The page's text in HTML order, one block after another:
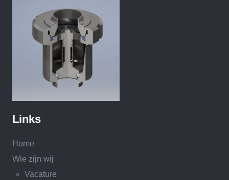
Links
Home
Wie zijn wij
Vacature